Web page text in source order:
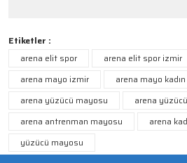
Etiketler :
arena elit spor
arena elit spor izmir
arena mayo izmir
arena mayo kadın
arena yüzücü mayosu
arena
arena antrenman mayosu
arena
yüzücü mayosu